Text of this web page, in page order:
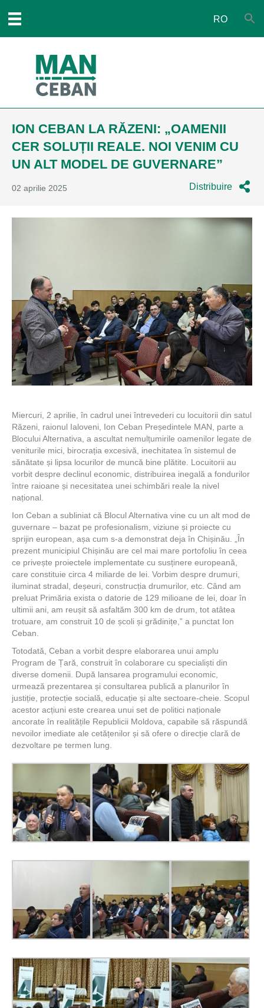
RO
ION CEBAN LA RĂZENI: „OAMENII
CER SOLUȚII REALE. NOI VENIM CU
UN ALT MODEL DE GUVERNARE”
02 aprilie 2025 Distribuire
Miercuri, 2 aprilie, în cadrul unei întrevederi cu locuitorii din satul
Răzeni, raionul Ialoveni, Ion Ceban Președintele MAN, parte a
Blocului Alternativa, a ascultat nemulțumirile oamenilor legate de
veniturile mici, birocrația excesivă, inechitatea în sistemul de
sănătate și lipsa locurilor de muncă bine plătite. Locuitorii au
vorbit despre declinul economic, distribuirea inegală a fondurilor
între raioane și necesitatea unei schimbări reale la nivel
național.
Ion Ceban a subliniat că Blocul Alternativa vine cu un alt mod de
guvernare – bazat pe profesionalism, viziune și proiecte cu
sprijin european, așa cum s-a demonstrat deja în Chișinău. „În
prezent municipiul Chișinău are cel mai mare portofoliu în ceea
ce privește proiectele implementate cu susținere europeană,
care constituie circa 4 miliarde de lei. Vorbim despre drumuri,
iluminat stradal, deșeuri, construcția drumurilor, etc. Când am
preluat Primăria exista o datorie de 129 milioane de lei, doar în
ultimii ani, am reușit să asfaltăm 300 km de drum, tot atâtea
trotuare, am construit 10 de școli și grădinițe,” a punctat Ion
Ceban.
Totodată, Ceban a vorbit despre elaborarea unui amplu
Program de Țară, construit în colaborare cu specialiști din
diverse domenii. După lansarea programului economic,
urmează prezentarea și consultarea publică a planurilor în
justiție, protecție socială, educație și alte sectoare-cheie. Scopul
acestor acțiuni este crearea unui set de politici naționale
ancorate în realitățile Republicii Moldova, capabile să răspundă
nevoilor imediate ale cetățenilor și să ofere o direcție clară de
dezvoltare pe termen lung.